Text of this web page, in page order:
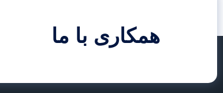
همکاری با ما